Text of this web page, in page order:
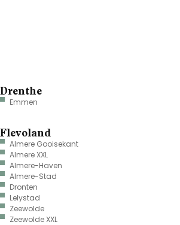
Drenthe
Emmen
Flevoland
Almere Gooisekant
Almere XXL
Almere-Haven
Almere-Stad
Dronten
Lelystad
Zeewolde
Zeewolde XXL